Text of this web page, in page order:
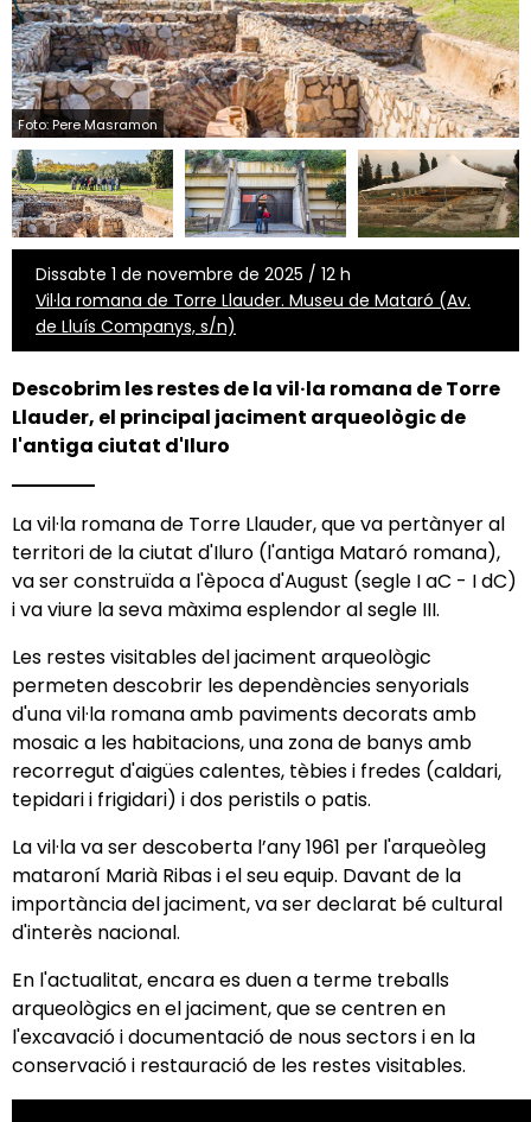
Foto: Pere Masramon
Dissabte 1 de novembre de 2025 / 12 h
Vil·la romana de Torre Llauder. Museu de Mataró (Av.
de Lluís Companys, s/n)
Descobrim les restes de la vil·la romana de Torre
Llauder, el principal jaciment arqueològic de
l'antiga ciutat d'Iluro
La vil·la romana de Torre Llauder, que va pertànyer al
territori de la ciutat d'Iluro (l'antiga Mataró romana),
va ser construïda a l'època d'August (segle I aC - I dC)
i va viure la seva màxima esplendor al segle III.
Les restes visitables del jaciment arqueològic
permeten descobrir les dependències senyorials
d'una vil·la romana amb paviments decorats amb
mosaic a les habitacions, una zona de banys amb
recorregut d'aigües calentes, tèbies i fredes (caldari,
tepidari i frigidari) i dos peristils o patis.
La vil·la va ser descoberta l’any 1961 per l'arqueòleg
mataroní Marià Ribas i el seu equip. Davant de la
importància del jaciment, va ser declarat bé cultural
d'interès nacional.
En l'actualitat, encara es duen a terme treballs
arqueològics en el jaciment, que se centren en
l'excavació i documentació de nous sectors i en la
conservació i restauració de les restes visitables.